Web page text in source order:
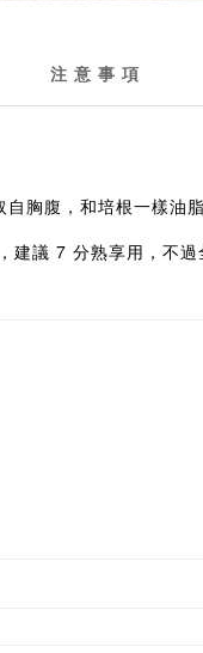
注 意 事 項
胸腹，和培根一樣油
議 7 分熟享用，不過